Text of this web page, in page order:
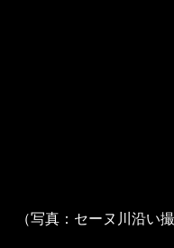
（写真：セーヌ川沿い